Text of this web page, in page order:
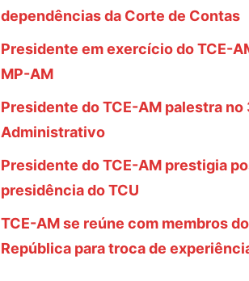
dependências da Corte de Contas
Presidente em exercício do TCE-
MP-AM
Presidente do TCE-AM palestra
Administrativo
Presidente do TCE-AM prestigia
presidência do TCU
TCE-AM se reúne com membros
República para troca de